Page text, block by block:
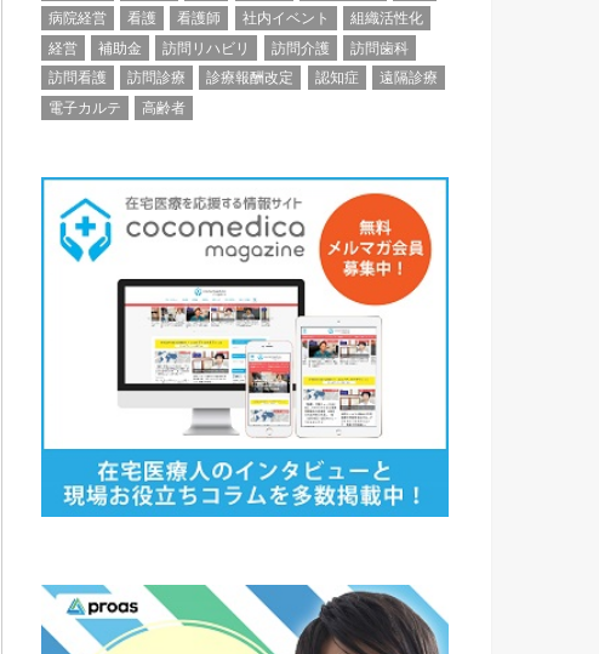
病院経営
看護 看護師 社内イベント
組織活性化
経営
補助金 訪問リハビリ 訪問介護
訪問歯科
訪問看護
訪問診療 診療報酬改定 認知症
遠隔診療
電子カルテ
高齢者